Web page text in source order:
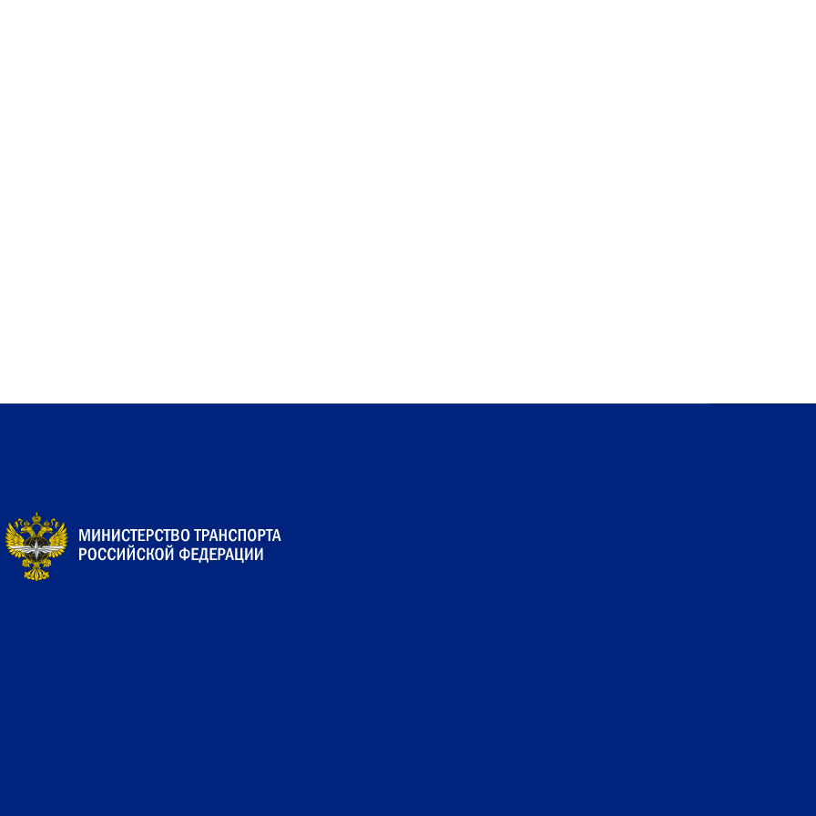
VI Открытого вузовского чемпионата РУТ (МИИТ) по стандартам Ворлдскиллс